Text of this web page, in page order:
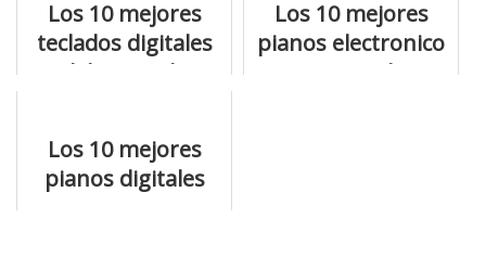
Los 10 mejores
teclados digitales
del mercado
Los 10 mejores
pianos electronico
para regalar
Los 10 mejores
pianos digitales